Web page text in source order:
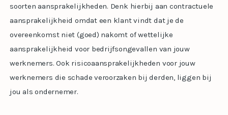
soorten aansprakelijkheden. Denk hierbij aan contractuele
aansprakelijkheid omdat een klant vindt dat je de
overeenkomst niet (goed) nakomt of wettelijke
aansprakelijkheid voor bedrijfsongevallen van jouw
werknemers. Ook risicoaansprakelijkheden voor jouw
werknemers die schade veroorzaken bij derden, liggen bij
jou als ondernemer.